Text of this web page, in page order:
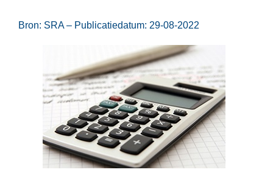
Bron: SRA – Publicatiedatum: 29-08-2022